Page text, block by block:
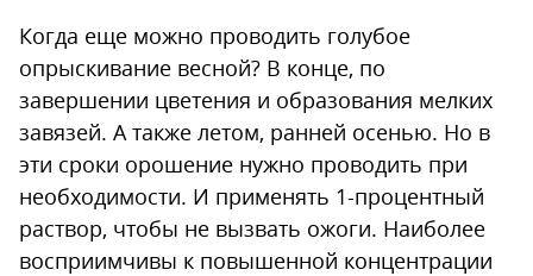
Когда еще можно проводить голубое
опрыскивание весной? В конце, по
завершении цветения и образования мелких
завязей. А также летом, ранней осенью. Но в
эти сроки орошение нужно проводить при
необходимости. И применять 1-процентный
раствор, чтобы не вызвать ожоги. Наиболее
восприимчивы к повышенной концентрации